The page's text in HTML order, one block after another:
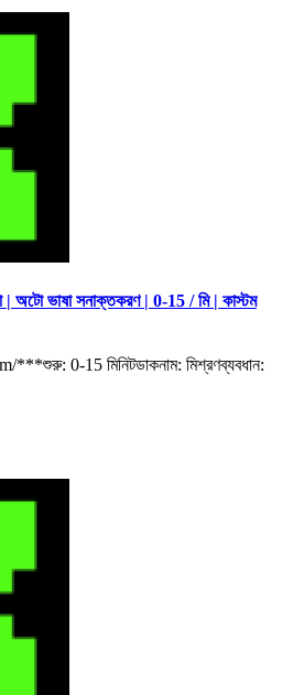
| অটো ভাষা সনাক্তকরণ | 0-15 / মি | কাস্টম
0-15 মিনিটডাকনাম: মিশ্রণব্যবধান: